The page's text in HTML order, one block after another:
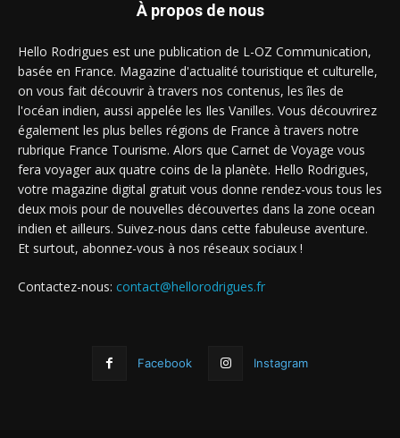
À propos de nous
Hello Rodrigues est une publication de L-OZ Communication,
basée en France. Magazine d'actualité touristique et culturelle,
on vous fait découvrir à travers nos contenus, les îles de
l'océan indien, aussi appelée les Iles Vanilles. Vous découvrirez
également les plus belles régions de France à travers notre
rubrique France Tourisme. Alors que Carnet de Voyage vous
fera voyager aux quatre coins de la planète. Hello Rodrigues,
votre magazine digital gratuit vous donne rendez-vous tous les
deux mois pour de nouvelles découvertes dans la zone ocean
indien et ailleurs. Suivez-nous dans cette fabuleuse aventure.
Et surtout, abonnez-vous à nos réseaux sociaux !
Contactez-nous: contact@hellorodrigues.fr
Facebook Instagram